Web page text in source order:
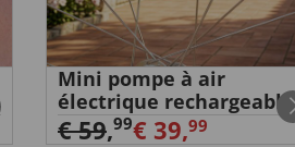
Mini pompe à air
électrique rechargeable
€ 59,99€ 39,99